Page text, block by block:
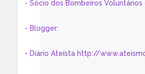
- Sócio dos Bombeiros Voluntários
- Blogger:
- Diário Ateísta http://